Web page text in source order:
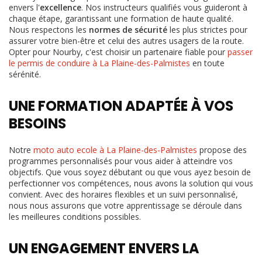
envers l'excellence. Nos instructeurs qualifiés vous guideront à
chaque étape, garantissant une formation de haute qualité.
Nous respectons les normes de sécurité les plus strictes pour
assurer votre bien-être et celui des autres usagers de la route.
Opter pour Nourby, c'est choisir un partenaire fiable pour passer
le permis de conduire à La Plaine-des-Palmistes en toute
sérénité.
UNE FORMATION ADAPTÉE À VOS
BESOINS
Notre moto auto ecole à La Plaine-des-Palmistes propose des
programmes personnalisés pour vous aider à atteindre vos
objectifs. Que vous soyez débutant ou que vous ayez besoin de
perfectionner vos compétences, nous avons la solution qui vous
convient. Avec des horaires flexibles et un suivi personnalisé,
nous nous assurons que votre apprentissage se déroule dans
les meilleures conditions possibles.
UN ENGAGEMENT ENVERS LA